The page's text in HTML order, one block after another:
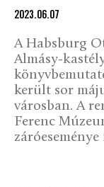
2023.06.07
A Habsburg
Almásy-
került sor
városban. A
Ferenc
záróeseménye